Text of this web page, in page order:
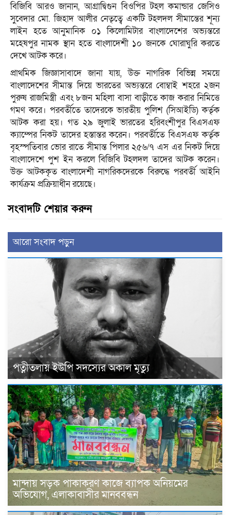
বিজিবি আরও জানান, আগ্রাদ্বিগুন বিওপির টহল কমান্ডার জেসিও
সুবেদার মো. জিহাদ আলীর নেতৃত্বে একটি টহলদল সীমান্তের শূন্য
লাইন হতে আনুমানিক ০১ কিলোমিটার বাংলাদেশের অভ্যন্তরে
মহেষপুর নামক স্থান হতে বাংলাদেশী ১০ জনকে ঘোরাঘুরি করতে
দেখে আটক করে।
প্রাথমিক জিজ্ঞাসাবাদে জানা যায়, উক্ত নাগরিক বিভিন্ন সময়ে
বাংলাদেশের সীমান্ত দিয়ে ভারতের অভ্যন্তরে বোম্বাই শহরে ২জন
পুরুষ রাজমিস্ত্রী এবং ৮জন মহিলা বাসা বাড়ীতে কাজ করার নিমিত্তে
গমণ করে। পরবর্তীতে তাদেরকে ভারতীয় পুলিশ (সিআইডি) কর্তৃক
আটক করা হয়। গত ২৯ জুলাই ভারতের হরিবংশীপুর বিএসএফ
ক্যাম্পের নিকট তাদের হস্তান্তর করেন। পরবর্তীতে বিএসএফ কর্তৃক
বৃহস্পতিবার ভোর রাতে সীমান্ত পিলার ২৫৬/৭ এস এর নিকট দিয়ে
বাংলাদেশে পুশ ইন করলে বিজিবি টহলদল তাদের আটক করেন।
উক্ত আটককৃত বাংলাদেশী নাগরিকদেরকে বিরুদ্ধে পরবর্তী আইনি
কার্যক্রম প্রক্রিয়াধীন রয়েছে।
সংবাদটি শেয়ার করুন
আরো সংবাদ পড়ুন
পত্নীতলায় ইউপি সদস্যের অকাল মৃত্যু
মান্দায় সড়ক পাকাকরণ কাজে ব্যাপক অনিয়মের
অভিযোগ, এলাকাবাসীর মানববন্ধন